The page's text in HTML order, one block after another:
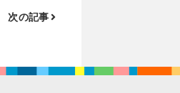
次の記事